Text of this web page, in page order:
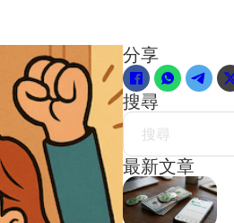
分享
搜尋
Search
最新文章